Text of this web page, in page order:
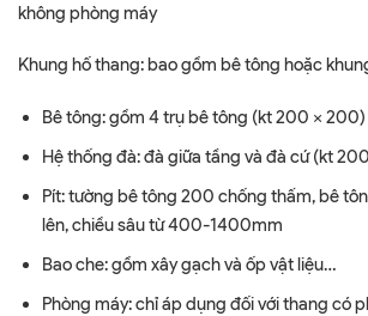
không phòng máy
Khung hố thang: bao gồm bê tông hoặc
Bê tông: gồm 4 trụ bê tông (kt 200 x 200)
Hệ thống đà: đà giữa tầng và đà cứ (kt
Pít: tường bê tông 200 chống thấm, bê
lên, chiều sâu từ 400-1400mm
Bao che: gồm xây gạch và ốp vật liệu…
Phòng máy: chỉ áp dụng đối với thang có